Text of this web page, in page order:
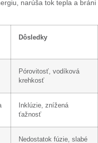
narúša tok tepla a bráni
Dôsledky
Pórovitosť, vodíková
krehkosť
Inklúzie, znížená
ťažnosť
Nedostatok fúzie, slabé